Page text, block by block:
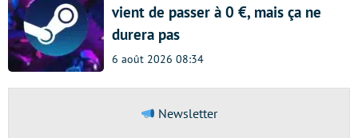
vient de passer à 0 €, mais ça ne
durera pas
6 août 2026 08:34
Newsletter